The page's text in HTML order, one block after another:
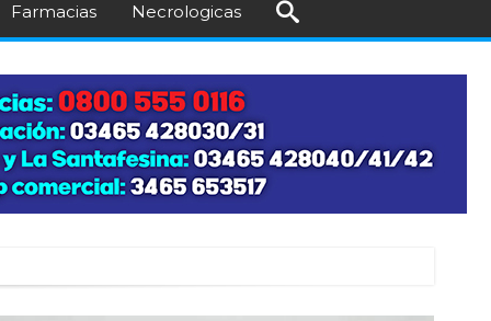
Farmacias Necrologicas